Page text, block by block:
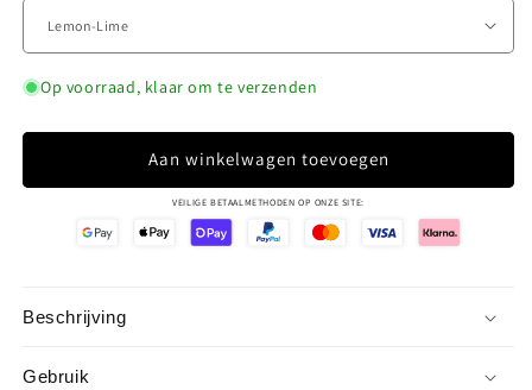
Op voorraad, klaar om te verzenden
Aan winkelwagen toevoegen
VEILIGE BETAALMETHODEN OP ONZE SITE:
Beschrijving
Gebruik